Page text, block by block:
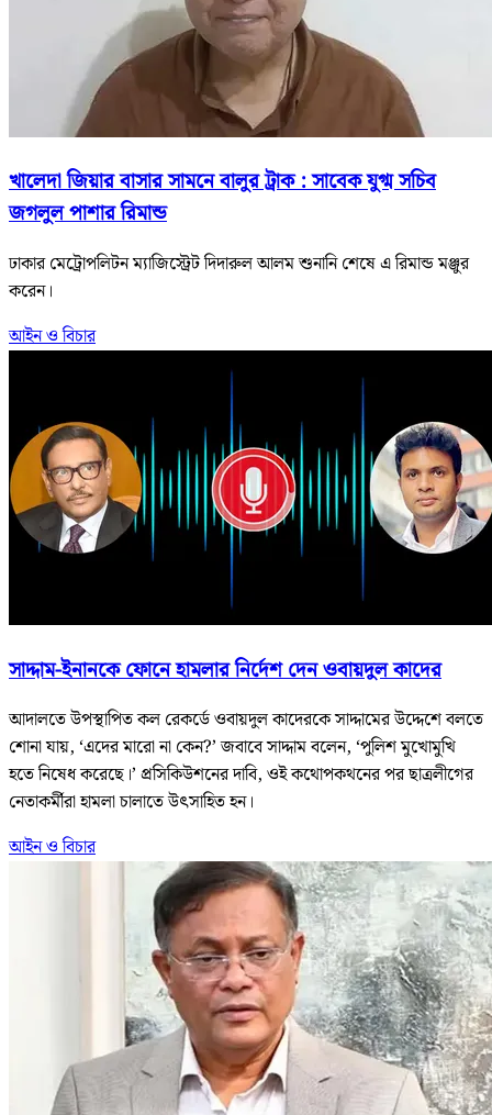
খালেদা জিয়ার বাসার সামনে বালুর ট্রাক : সাবেক যুগ্ম সচিব
জগলুল পাশার রিমান্ড
ঢাকার মেট্রোপলিটন ম্যাজিস্ট্রেট দিদারুল আলম শুনানি শেষে এ রিমান্ড মঞ্জুর
করেন।
আইন ও বিচার
সাদ্দাম-ইনানকে ফোনে হামলার নির্দেশ দেন ওবায়দুল কাদের
আদালতে উপস্থাপিত কল রেকর্ডে ওবায়দুল কাদেরকে সাদ্দামের উদ্দেশে বলতে
শোনা যায়, ‘এদের মারো না কেন?’ জবাবে সাদ্দাম বলেন, ‘পুলিশ মুখোমুখি
হতে নিষেধ করেছে।’ প্রসিকিউশনের দাবি, ওই কথোপকথনের পর ছাত্রলীগের
নেতাকর্মীরা হামলা চালাতে উৎসাহিত হন।
আইন ও বিচার